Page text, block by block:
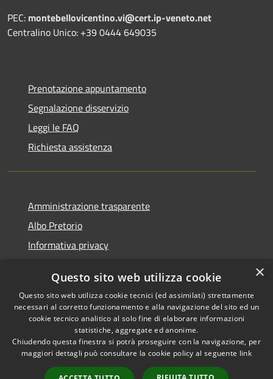
PEC: montebellovicentino.vi@cert.ip-veneto.net
Centralino Unico: +39 0444 649035
Prenotazione appuntamento
Segnalazione disservizio
Leggi le FAQ
Richiesta assistenza
Amministrazione trasparente
Albo Pretorio
Informativa privacy
Dichiarazione di accessibilità
RSS
Accessibilità
Copyright © 2026 • Comune di
Montebello Vicentino •
Powered byMunicipium
×
Questo sito web utilizza cookie
Questo sito web utilizza cookie tecnici (ed assimilati) strettamente
necessari al corretto funzionamento e alla navigazione del sito ed un
cookie tecnico analitico al solo fine di elaborare informazioni
statistiche, aggregate ed anonime.
Chiudendo questa finestra si potrà proseguire con la navigazione, per
maggiori dettagli può consultare la cookie policy al seguente link